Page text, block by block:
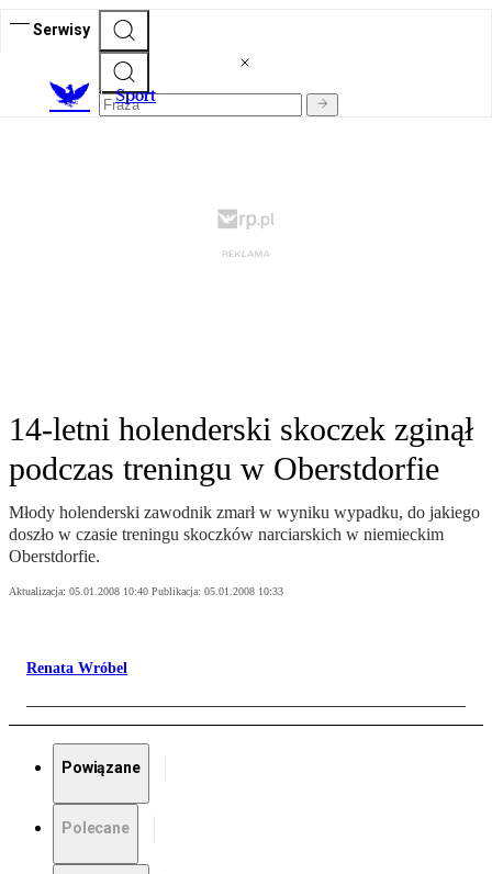
Serwisy
Sport
14-letni holenderski skoczek zginął
podczas treningu w Oberstdorfie
Młody holenderski zawodnik zmarł w wyniku wypadku, do jakiego
doszło w czasie treningu skoczków narciarskich w niemieckim
Oberstdorfie.
Aktualizacja: 05.01.2008 10:40 Publikacja: 05.01.2008 10:33
Renata Wróbel
Powiązane
Polecane